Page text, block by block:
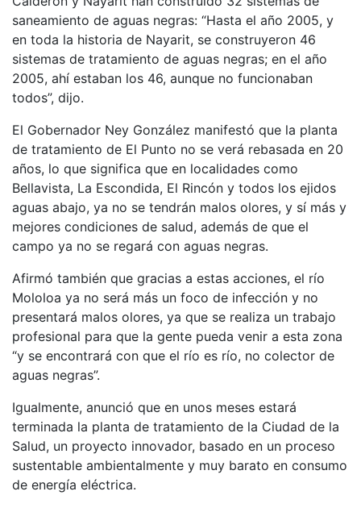
saneamiento de aguas negras: “Hasta el año 2005, y
en toda la historia de Nayarit, se construyeron 46
sistemas de tratamiento de aguas negras; en el año
2005, ahí estaban los 46, aunque no funcionaban
todos”, dijo.
El Gobernador Ney González manifestó que la planta
de tratamiento de El Punto no se verá rebasada en 20
años, lo que significa que en localidades como
Bellavista, La Escondida, El Rincón y todos los ejidos
aguas abajo, ya no se tendrán malos olores, y sí más y
mejores condiciones de salud, además de que el
campo ya no se regará con aguas negras.
Afirmó también que gracias a estas acciones, el río
Mololoa ya no será más un foco de infección y no
presentará malos olores, ya que se realiza un trabajo
profesional para que la gente pueda venir a esta zona
“y se encontrará con que el río es río, no colector de
aguas negras”.
Igualmente, anunció que en unos meses estará
terminada la planta de tratamiento de la Ciudad de la
Salud, un proyecto innovador, basado en un proceso
sustentable ambientalmente y muy barato en consumo
de energía eléctrica.